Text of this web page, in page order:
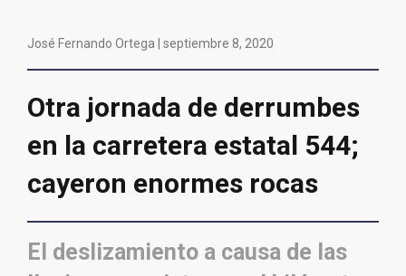
José Fernando Ortega | septiembre 8, 2020
Otra jornada de derrumbes
en la carretera estatal 544;
cayeron enormes rocas
El deslizamiento a causa de las